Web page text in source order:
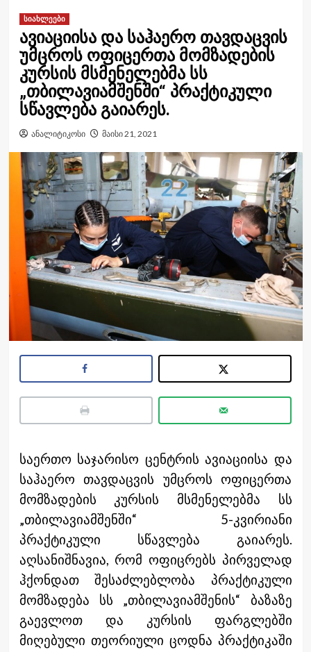
სიახლეები
ავიაციისა და საჰაერო თავდაცვის
უმცროს ოფიცერთა მომზადების
კურსის მსმენელებმა სს
„თბილავიამშენში“ პრაქტიკული
სწავლება გაიარეს.
ანალიტიკოსი მაისი 21, 2021
საერთო საჯარისო ცენტრის ავიაციისა და
საჰაერო თავდაცვის უმცროს ოფიცერთა
მომზადების კურსის მსმენელებმა სს
„თბილავიამშენში“ 5-კვირიანი
პრაქტიკული სწავლება გაიარეს.
აღსანიშნავია, რომ ოფიცრებს პირველად
ჰქონდათ შესაძლებლობა პრაქტიკული
მომზადება სს „თბილავიამშენის“ ბაზაზე
გაევლოთ და კურსის ფარგლებში
მიღებული თეორიული ცოდნა პრაქტიკაში